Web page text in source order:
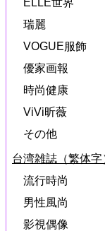
ELLE世界
瑞麗
VOGUE服飾
優家画報
時尚健康
ViVi昕薇
その他
台湾雑誌（繁体字
流行時尚
男性風尚
影視偶像